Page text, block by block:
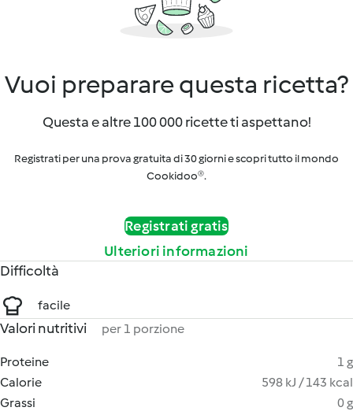
Vuoi preparare questa ricetta?
Questa e altre 100 000 ricette ti aspettano!
Registrati per una prova gratuita di 30 giorni e scopri tutto il mondo
Cookidoo®.
Registrati gratis
Ulteriori informazioni
Difficoltà
facile
Valori nutritivi per 1 porzione
Proteine
1 g
Calorie
598 kJ / 143 kcal
Grassi
0 g